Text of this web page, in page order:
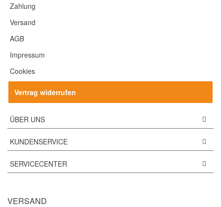
Zahlung
Versand
AGB
Impressum
Cookies
Vertrag widerrufen
ÜBER UNS
KUNDENSERVICE
SERVICECENTER
VERSAND